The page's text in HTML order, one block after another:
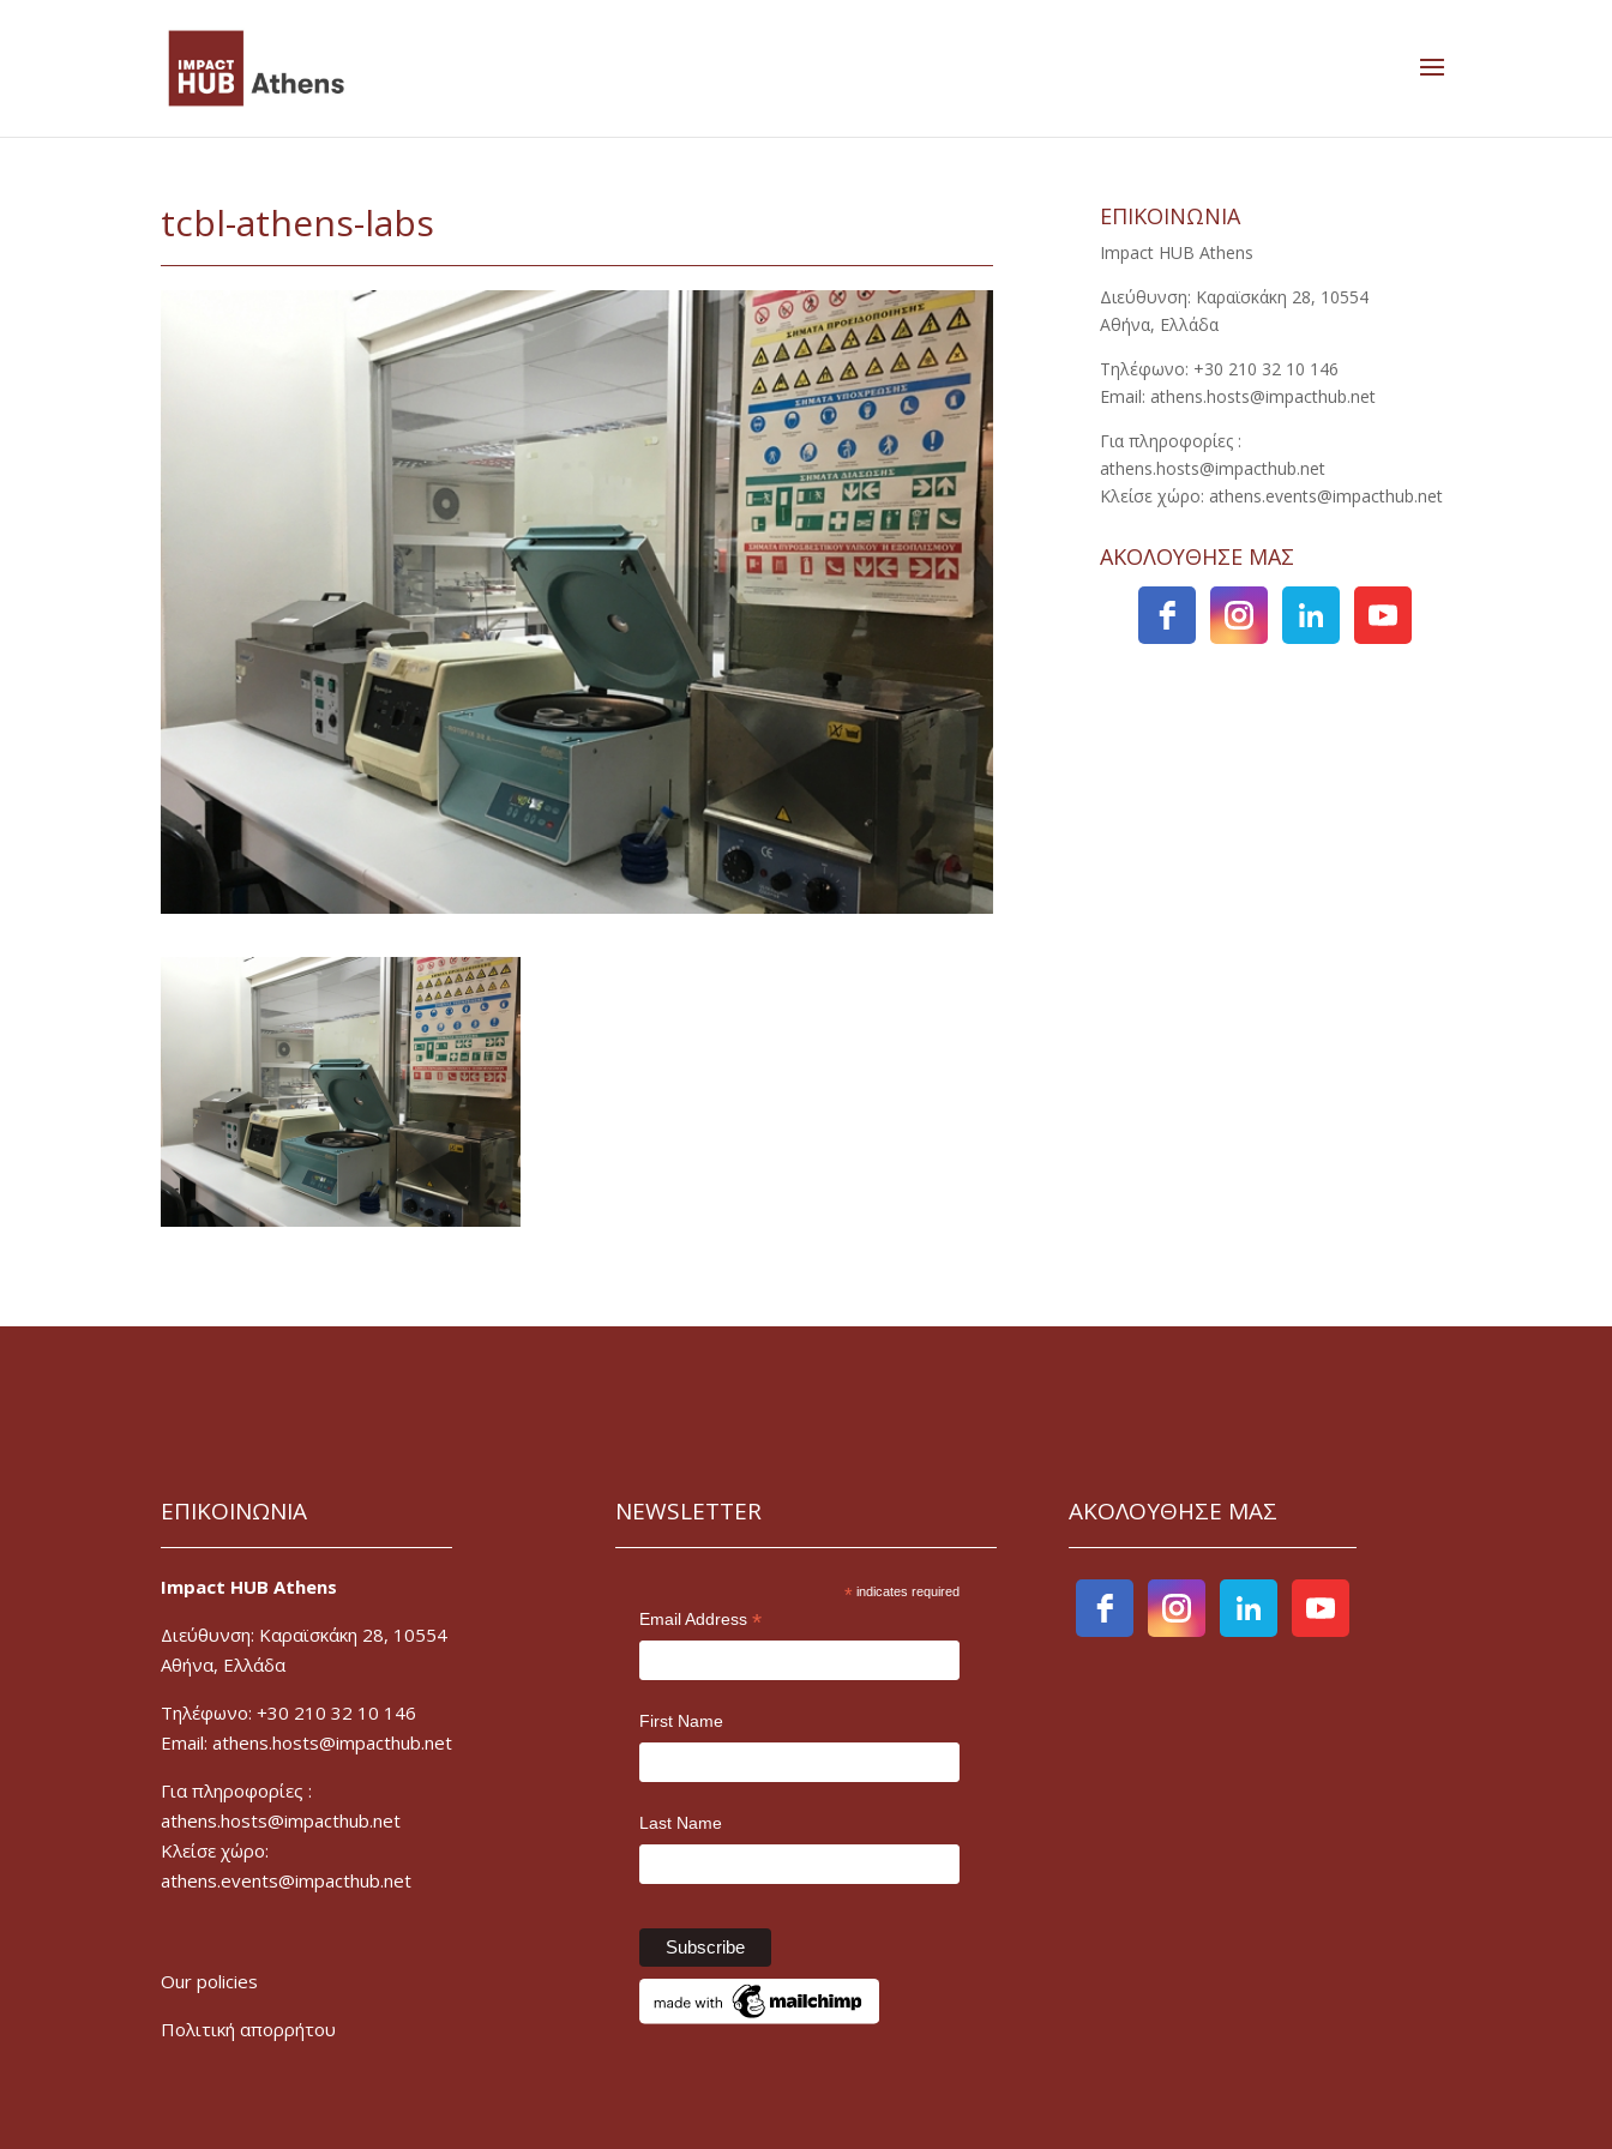
tcbl-athens-labs ΕΠΙΚΟΙΝΩΝΙΑ
Impact HUB Athens
Διεύθυνση: Καραϊσκάκη 28, 10554
Αθήνα, Ελλάδα
Τηλέφωνο: +30 210 32 10 146
Email: athens.hosts@impacthub.net
Για πληροφορίες :
athens.hosts@impacthub.net
Κλείσε χώρο: athens.events@impacthub.net
ΑΚΟΛΟΥΘΗΣΕ ΜΑΣ
ΕΠΙΚΟΙΝΩΝΙΑ
Impact HUB Athens
Διεύθυνση: Καραϊσκάκη 28, 10554
Αθήνα, Ελλάδα
Τηλέφωνο: +30 210 32 10 146
Email: athens.hosts@impacthub.net
Για πληροφορίες :
athens.hosts@impacthub.net
Κλείσε χώρο:
athens.events@impacthub.net
Our policies
Πολιτική απορρήτου
NEWSLETTER
* indicates required
Email Address *
First Name
Last Name
ΑΚΟΛΟΥΘΗΣΕ ΜΑΣ